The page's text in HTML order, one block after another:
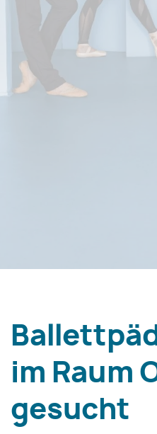
im Raum
gesucht